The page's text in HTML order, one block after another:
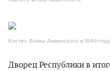
Костел Фомы Аквинского в 1949
Дворец Республики в